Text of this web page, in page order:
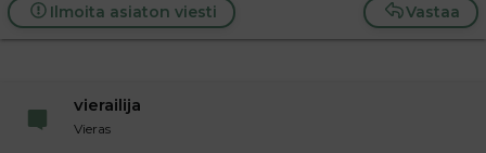
Vastaa
Ilmoita asiaton viesti
vierailija
Vieras